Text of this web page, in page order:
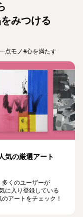
みつける
点モノ#心を満たす
人気の厳選アート
多くのユーザーが
に入り登録している
のアートをチェック！